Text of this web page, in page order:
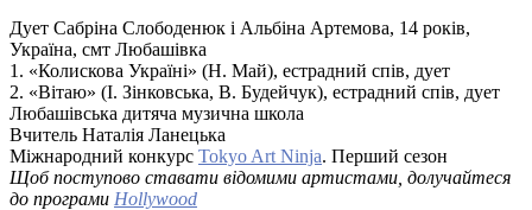
Дует Сабріна Слободенюк і Альбіна Артемова, 14 років,
Україна, смт Любашівка
1. «Колискова Україні» (Н. Май), естрадний спів, дует
2. «Вітаю» (І. Зінковська, В. Будейчук), естрадний спів, дует
Любашівська дитяча музична школа
Вчитель Наталія Ланецька
Міжнародний конкурс Tokyo Art Ninja. Перший сезон
Щоб поступово ставати відомими артистами, долучайтеся
до програми Hollywood